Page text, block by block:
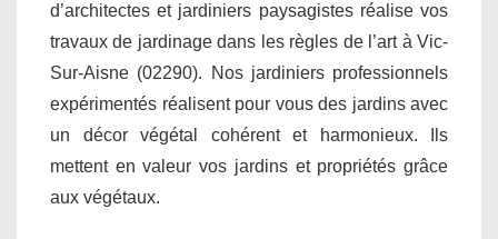
d’architectes et jardiniers paysagistes réalise vos
travaux de jardinage dans les règles de l’art à Vic-
Sur-Aisne (02290). Nos jardiniers professionnels
expérimentés réalisent pour vous des jardins avec
un décor végétal cohérent et harmonieux. Ils
mettent en valeur vos jardins et propriétés grâce
aux végétaux.